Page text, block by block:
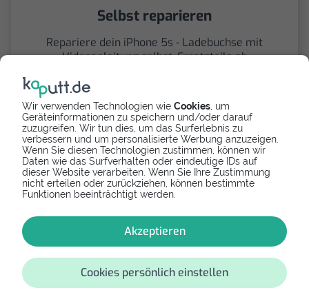
Wir verwenden Technologien wie Cookies , um
Geräteinformationen zu speichern und/oder darauf
zuzugreifen. Wir tun dies, um das Surferlebnis zu
verbessern und um personalisierte Werbung anzuzeigen.
Wenn Sie diesen Technologien zustimmen, können wir
Daten wie das Surfverhalten oder eindeutige IDs auf
dieser Website verarbeiten. Wenn Sie Ihre Zustimmung
nicht erteilen oder zurückziehen, können bestimmte
Funktionen beeinträchtigt werden.
Akzeptieren
Cookies persönlich einstellen
Selbst reparieren
Repariere dein iPhone 5s - Ladebuchse mit
Videoanleitung selbst. Ersatzteile ab
Spende Dein Gerät über
handysfuerdieumwelt.de
für einen guten Zweck.